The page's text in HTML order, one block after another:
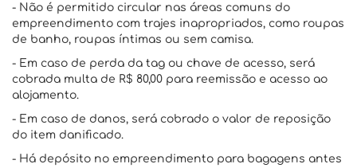
- Não é permitido circular nas áreas comuns do
empreendimento com trajes inapropriados, como roupas
de banho, roupas íntimas ou sem camisa.
- Em caso de perda da tag ou chave de acesso, será
cobrada multa de R$ 80,00 para reemissão e acesso ao
alojamento.
- Em caso de danos, será cobrado o valor de reposição
do item danificado.
- Há depósito no empreendimento para bagagens antes